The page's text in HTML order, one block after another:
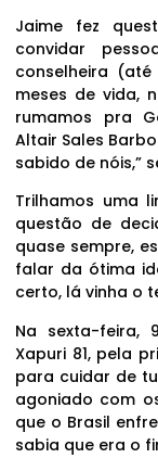
Jaime fez
convidar
conselheira
meses de vida,
rumamos pra
Altair Sales
sabido de nóis,”
Trilhamos uma
questão de
quase sempre,
falar da ótima
certo, lá vinha o
Na sexta-feira,
Xapuri 81, pela
para cuidar de
agoniado com
que o Brasil
sabia que era o